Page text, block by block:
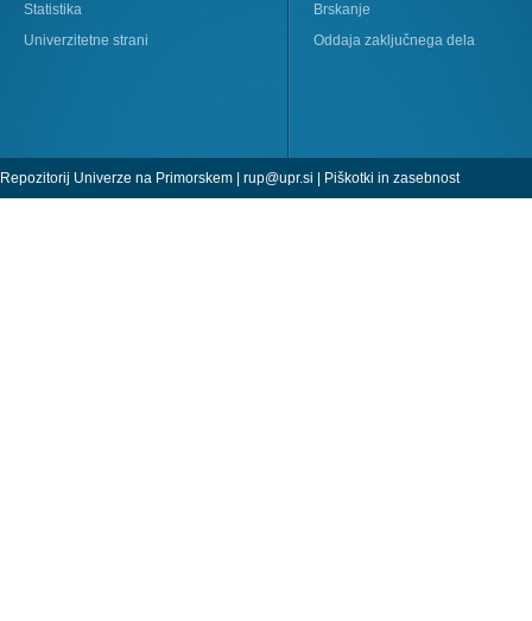
Statistika
Univerzitetne strani
Brskanje
Oddaja zaključnega dela
Repozitorij Univerze na Primorskem | rup@upr.si | Piškotki in zasebnost